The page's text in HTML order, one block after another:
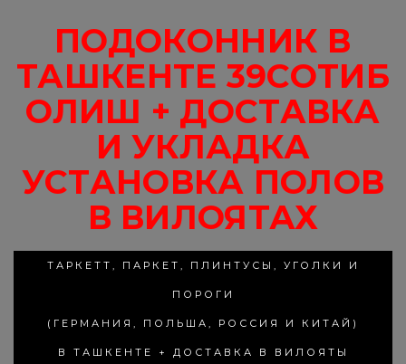
ПОДОКОННИК В
ТАШКЕНТЕ 39СОТИБ
ОЛИШ + ДОСТАВКА
И УКЛАДКА
УСТАНОВКА ПОЛОВ
В ВИЛОЯТАХ
ТАРКЕТТ, ПАРКЕТ, ПЛИНТУСЫ, УГОЛКИ И
ПОРОГИ
(ГЕРМАНИЯ, ПОЛЬША, РОССИЯ И КИТАЙ)
В ТАШКЕНТЕ + ДОСТАВКА В ВИЛОЯТЫ